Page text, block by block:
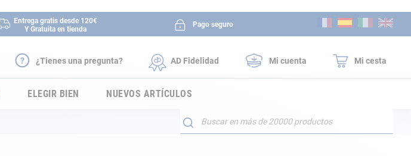
Entrega gratis desde 120€
Y Gratuita en tienda
Pago seguro
¿Tienes una pregunta? AD Fidelidad Mi cuenta Mi cesta
ELEGIR BIEN NUEVOS ARTÍCULOS
Buscar